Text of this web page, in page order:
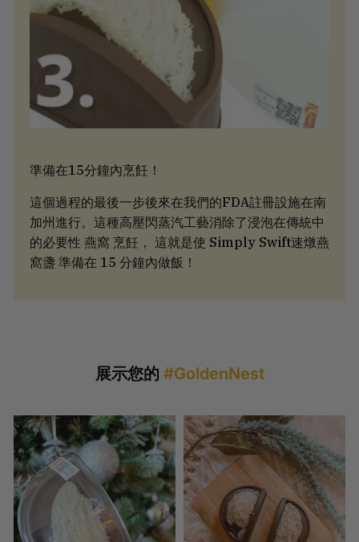
準備在15分鐘內烹飪！
這個過程的最後一步後來在我們的FDA註冊設施在南
加州進行。這種高壓閃蒸汽工藝消除了浸泡在傳統中
的必要性 燕窩 烹飪， 這就是使 Simply Swift速燉燕
窩盞 準備在 15 分鐘內做飯！
展示您的 #GoldenNest